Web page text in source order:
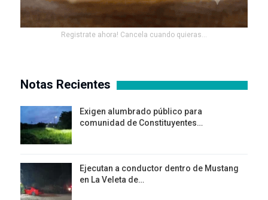
Registrate ahora! Cancela cuando quieras...
Notas Recientes
Exigen alumbrado público para
comunidad de Constituyentes…
Ejecutan a conductor dentro de Mustang
en La Veleta de…